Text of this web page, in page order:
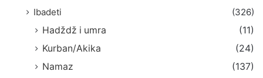
Ibadeti
(326)
Hadždž i umra
(11)
Kurban/Akika
(24)
Namaz
(137)